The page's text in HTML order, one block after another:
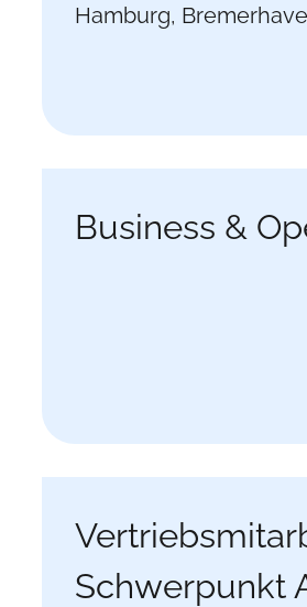
Hamburg,
Business &
Schwerpunkt